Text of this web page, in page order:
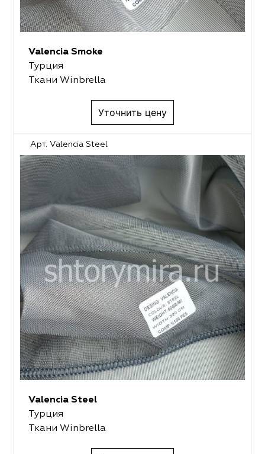
Valencia Smoke
Турция
Ткани Winbrella
Уточнить цену
Арт. Valencia Steel
Valencia Steel
Турция
Ткани Winbrella